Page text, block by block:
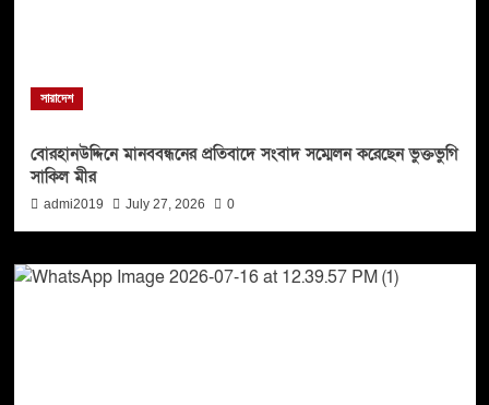
সারাদেশ
বোরহানউদ্দিনে মানববন্ধনের প্রতিবাদে সংবাদ সম্মেলন করেছেন ভুক্তভুগি
সাকিল মীর
admi2019 July 27, 2026 0